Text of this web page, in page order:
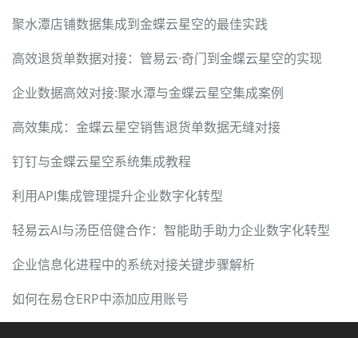
聚水潭店铺数据集成到金蝶云星空的最佳实践
高效退货单数据对接：管易云·奇门到金蝶云星空的实现
企业数据高效对接:聚水潭与金蝶云星空集成案例
高效集成：金蝶云星空销售退货单数据无缝对接
钉钉与金蝶云星空系统集成教程
利用API集成管理提升企业数字化转型
轻易云AI与汤臣倍健合作：智能助手助力企业数字化转型
企业信息化进程中的系统对接关键步骤解析
如何在易仓ERP中添加应用账号